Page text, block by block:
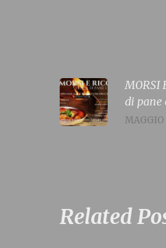
MORSI
di pane
Related